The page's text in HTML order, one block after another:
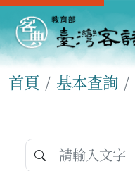
首頁 基本查詢